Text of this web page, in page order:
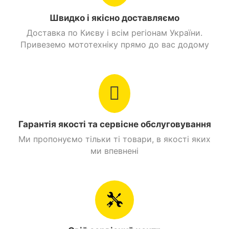
Яскраву світлодіодну оптику.
Ергономічне однорівневе сидіння зі спеціальним
покриттям.
Посилений багажник і відкидні бокові площадки.
Мотоцикли 200 куб. см. Дорожній
Мотоцикли Дорожній Shineray
Швидко і якісно доставляємо
Доставка по Києву і всім регіонам України.
Привеземо мототехніку прямо до вас додому
Гарантія якості та сервісне обслуговування
Ми пропонуємо тільки ті товари, в якості яких
ми впевнені